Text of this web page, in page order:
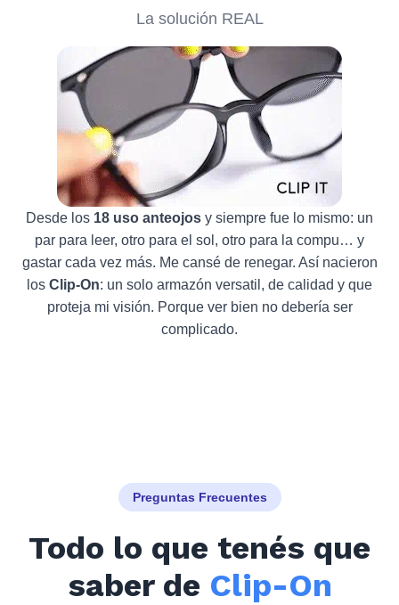
La solución REAL
Desde los 18 uso anteojos y siempre fue lo mismo: un
par para leer, otro para el sol, otro para la compu… y
gastar cada vez más. Me cansé de renegar. Así nacieron
los Clip-On: un solo armazón versatil, de calidad y que
proteja mi visión. Porque ver bien no debería ser
complicado.
Preguntas Frecuentes
Todo lo que tenés que
saber de Clip-On